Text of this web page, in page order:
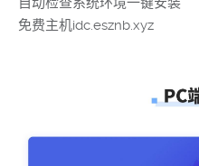
免费主机idc.esznb.xyz